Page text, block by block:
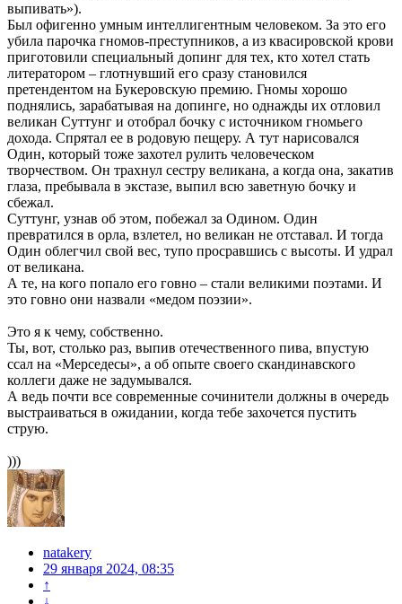
выпивать»).
Был офигенно умным интеллигентным человеком. За это его
убила парочка гномов-преступников, а из квасировской крови
приготовили специальный допинг для тех, кто хотел стать
литератором – глотнувший его сразу становился
претендентом на Букеровскую премию. Гномы хорошо
поднялись, зарабатывая на допинге, но однажды их отловил
великан Суттунг и отобрал бочку с источником гномьего
дохода. Спрятал ее в родовую пещеру. А тут нарисовался
Один, который тоже захотел рулить человеческом
творчеством. Он трахнул сестру великана, а когда она, закатив
глаза, пребывала в экстазе, выпил всю заветную бочку и
сбежал.
Суттунг, узнав об этом, побежал за Одином. Один
превратился в орла, взлетел, но великан не отставал. И тогда
Один облегчил свой вес, тупо просравшись с высоты. И удрал
от великана.
А те, на кого попало его говно – стали великими поэтами. И
это говно они назвали «медом поэзии».
Это я к чему, собственно.
Ты, вот, столько раз, выпив отечественного пива, впустую
ссал на «Мерседесы», а об опыте своего скандинавского
коллеги даже не задумывался.
А ведь почти все современные сочинители должны в очередь
выстраиваться в ожидании, когда тебе захочется пустить
струю.
)))
natakery
29 января 2024, 08:35
↑